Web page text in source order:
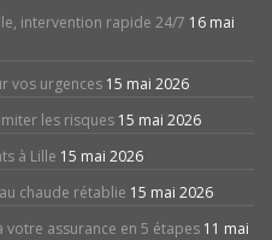
intervention rapide 24/7 16 mai
vos urgences 15 mai 2026
les risques 15 mai 2026
à Lille 15 mai 2026
chaude rétablie 15 mai 2026
assurance en 5 étapes 11 mai